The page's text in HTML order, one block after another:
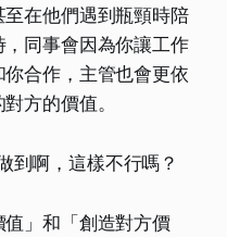
在他們遇到瓶頸時陪
同事會因為你讓工作
合作，主管也會更依
方的價值。
到啊，這樣不行嗎？
」和「創造對方價